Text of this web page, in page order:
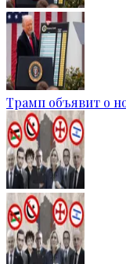
Трамп объявит о